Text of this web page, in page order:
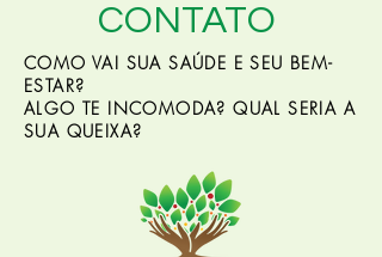
CONTATO
COMO VAI SUA SAÚDE E SEU BEM-
ESTAR?
ALGO TE INCOMODA? QUAL SERIA A
SUA QUEIXA?